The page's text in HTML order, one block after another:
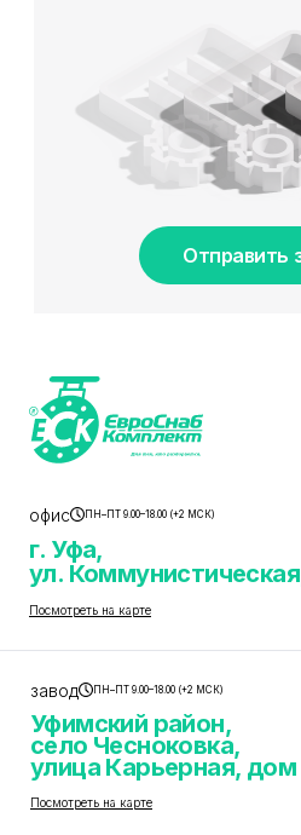
Отправить
офис ПН–ПТ 9.00–18.00 (+2 МСК)
г. Уфа,
ул.
Посмотреть на карте
завод ПН–ПТ 9.00–18.00 (+2 МСК)
Уфимский район,
село Чесноковка,
улица Карьерная,
Посмотреть на карте